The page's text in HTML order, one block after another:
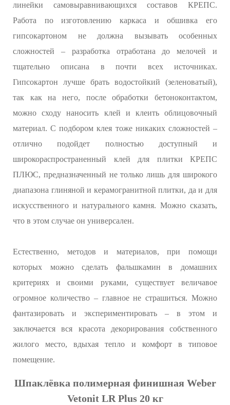
линейки самовыравнивающихся составов КРЕПС.
Работа по изготовлению каркаса и обшивка его
гипсокартоном не должна вызывать особенных
сложностей – разработка отработана до мелочей и
тщательно описана в почти всех источниках.
Гипсокартон лучше брать водостойкий (зеленоватый),
так как на него, после обработки бетоноконтактом,
можно сходу наносить клей и клеить облицовочный
материал. С подбором клея тоже никаких сложностей –
отлично подойдет полностью доступный и
широкораспространенный клей для плитки КРЕПС
ПЛЮС, предназначенный не только лишь для широкого
диапазона глиняной и керамогранитной плитки, да и для
искусственного и натурального камня. Можно сказать,
что в этом случае он универсален.
Естественно, методов и материалов, при помощи
которых можно сделать фальшкамин в домашних
критериях и своими руками, существует величавое
огромное количество – главное не страшиться. Можно
фантазировать и экспериментировать – в этом и
заключается вся красота декорирования собственного
жилого место, вдыхая тепло и комфорт в типовое
помещение.
Шпаклёвка полимерная финишная Weber
Vetonit LR Plus 20 кг